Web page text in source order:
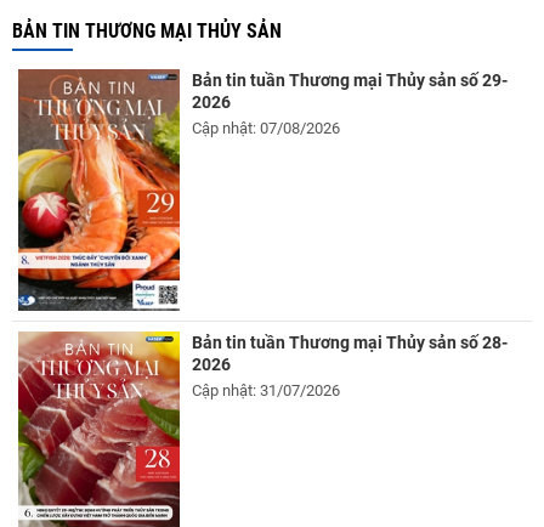
BẢN TIN THƯƠNG MẠI THỦY SẢN
Bản tin tuần Thương mại Thủy sản số 29-
2026
Cập nhật: 07/08/2026
Bản tin tuần Thương mại Thủy sản số 28-
2026
Cập nhật: 31/07/2026